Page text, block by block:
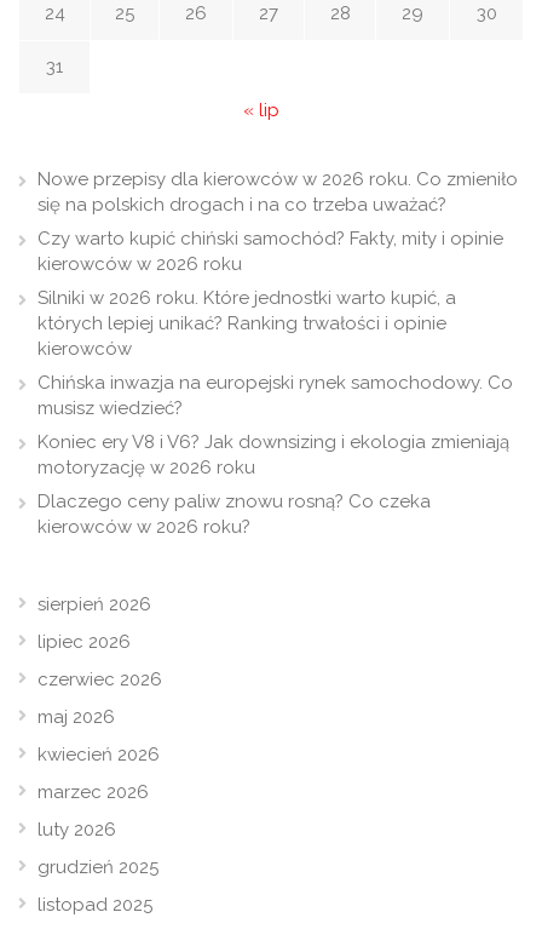
24 25 26 27 28 29 30
31
« lip
Nowe przepisy dla kierowców w 2026 roku. Co zmieniło
się na polskich drogach i na co trzeba uważać?
Czy warto kupić chiński samochód? Fakty, mity i opinie
kierowców w 2026 roku
Silniki w 2026 roku. Które jednostki warto kupić, a
których lepiej unikać? Ranking trwałości i opinie
kierowców
Chińska inwazja na europejski rynek samochodowy. Co
musisz wiedzieć?
Koniec ery V8 i V6? Jak downsizing i ekologia zmieniają
motoryzację w 2026 roku
Dlaczego ceny paliw znowu rosną? Co czeka
kierowców w 2026 roku?
sierpień 2026
lipiec 2026
czerwiec 2026
maj 2026
kwiecień 2026
marzec 2026
luty 2026
grudzień 2025
listopad 2025